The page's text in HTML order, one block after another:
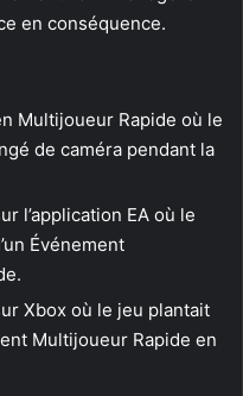
en conséquence.
Multijoueur Rapide où le
de caméra pendant la
l’application EA où le
Événement
Xbox où le jeu plantait
Multijoueur Rapide en